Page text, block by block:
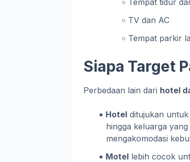
TV dan AC
Tempat parkir
Siapa Target
Perbedaan lain dari hotel
Hotel ditujukan untuk
hingga keluarga
mengakomodasi
Motel lebih cocok